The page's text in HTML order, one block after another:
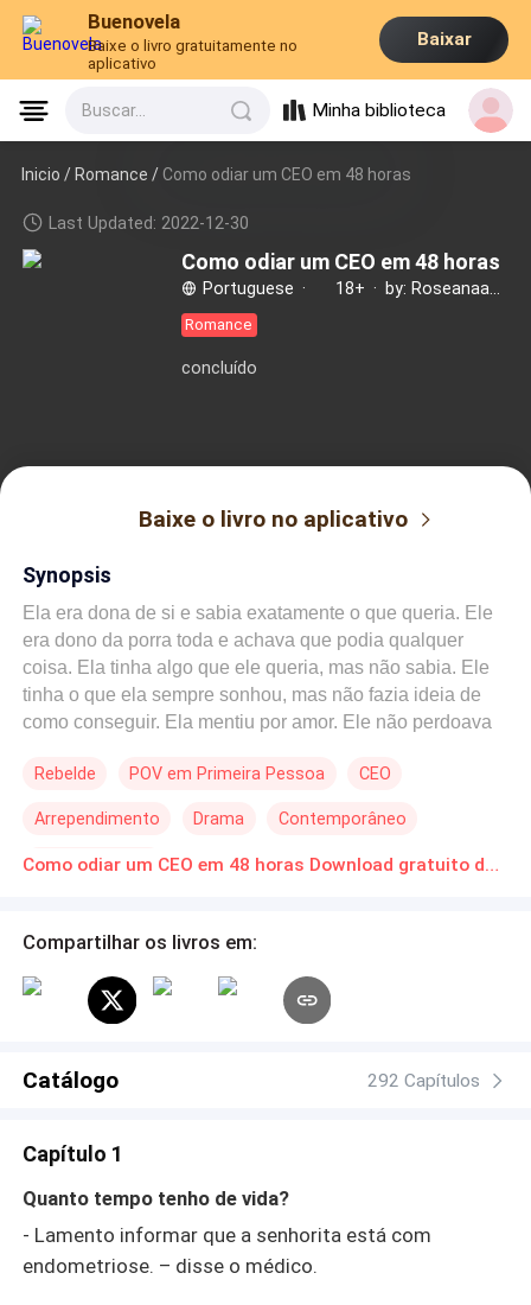
Buenovela
Baixe o livro gratuitamente no
aplicativo
Baixar
Buscar... Minha biblioteca
Inicio /Romance / Como odiar um CEO em 48 horas
Last Updated: 2022-12-30
Como odiar um CEO em 48 horas
Portuguese · 18+ ·
Romance
concluído
Baixe o livro no aplicativo
Synopsis
Ela era dona de si e sabia exatamente o que queria. Ele
era dono da porra toda e achava que podia qualquer
coisa. Ela tinha algo que ele queria, mas não sabia. Ele
tinha o que ela sempre sonhou, mas não fazia ideia de
como conseguir. Ela mentiu por amor. Ele não perdoava
tentou destruí-la de todas as formas possíveis. Bárbara
cabeça para baixo de uma hora para outra, quando um
pedido em leito de morte faria com que seu principal
perseguidora e insistente quanto Bárbara. Mas não
que todas: "ele". O laço que os unia, obrigaria os dois a
conviver sob o mesmo teto, com um único objetivo em
raiva mútua se transformar em amor? Eles admitiriam os
obstáculos que seriam criados para impedir este
to lovers e CEO, juntos!!! O que vai dar isso??? Não sei.
Quer descobrir comigo??? Capa: Larah Mattos
Rebelde POV em Primeira Pessoa CEO
Arrependimento Drama Contemporâneo
Médico/Médica Como odiar um CEO em 48 horas Download gratuito de Novelas Online em PDF
Compartilhar os livros em:
Catálogo 292 Capítulos
Capítulo 1
Quanto tempo tenho de vida?
- Lamento informar que a senhorita está com
endometriose. – disse o médico.